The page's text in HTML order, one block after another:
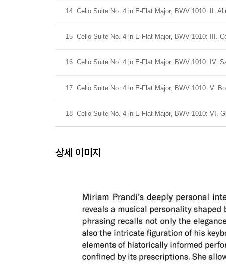
14 Cello Suite No. 4 in E-Flat Major, BWV 1010: II.
15 Cello Suite No. 4 in E-Flat Major, BWV 1010: III.
16 Cello Suite No. 4 in E-Flat Major, BWV 1010: IV.
17 Cello Suite No. 4 in E-Flat Major, BWV 1010: V.
18 Cello Suite No. 4 in E-Flat Major, BWV 1010: VI.
상세 이미지